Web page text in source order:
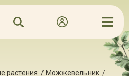
растения / Можжевельник /